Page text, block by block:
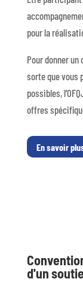
pour la
Pour donner
sorte que vous
possibles,
offres
En savoir
d'un